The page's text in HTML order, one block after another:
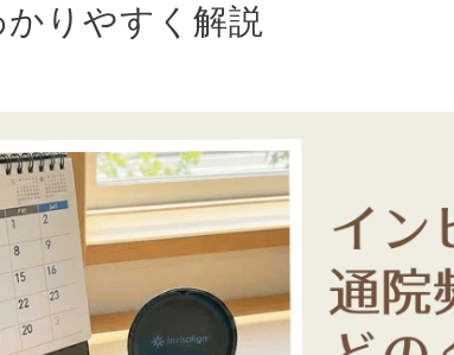
かりやすく解説